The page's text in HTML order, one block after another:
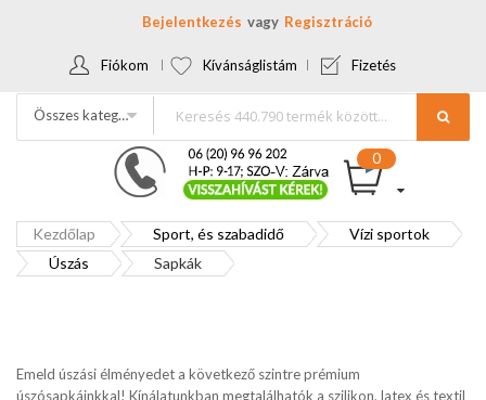
Bejelentkezés Regisztráció
Fiókom Kívánságlistám Fizetés
Összes kategória
Kezdőlap Sport, és szabadidő
Vízi sportok
Úszás
Sapkák
Emeld úszási élményedet a következő szintre prémium
úszósapkáinkkal! Kínálatunkban megtalálhatók a szilikon, latex és textil